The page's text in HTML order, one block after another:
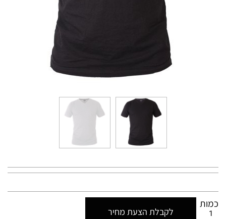
כמות
לקבלת הצעת מחיר